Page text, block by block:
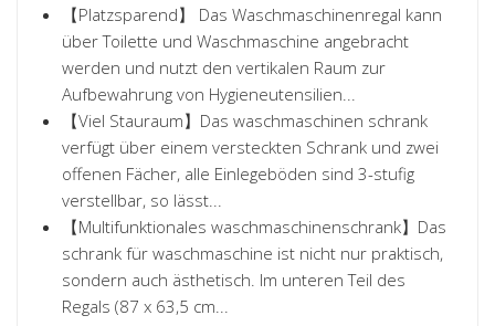
【Platzsparend】 Das Waschmaschinenregal kann
über Toilette und Waschmaschine angebracht
werden und nutzt den vertikalen Raum zur
Aufbewahrung von Hygieneutensilien...
【Viel Stauraum】Das waschmaschinen schrank
verfügt über einem versteckten Schrank und zwei
offenen Fächer, alle Einlegeböden sind 3-stufig
verstellbar, so lässt...
【Multifunktionales waschmaschinenschrank】Das
schrank für waschmaschine ist nicht nur praktisch,
sondern auch ästhetisch. Im unteren Teil des
Regals (87 x 63,5 cm...